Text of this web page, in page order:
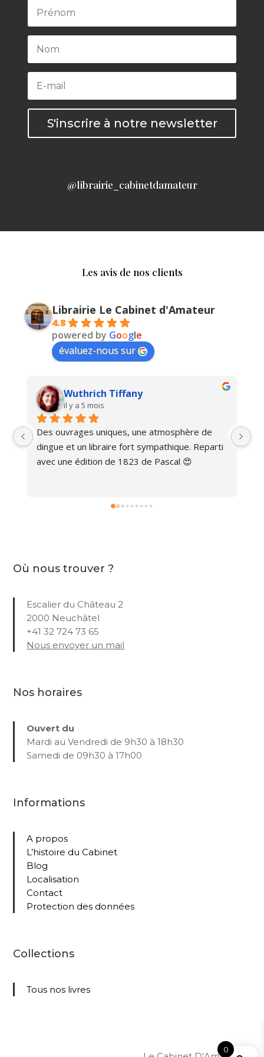
S'inscrire à notre newsletter
@librairie_cabinetdamateur
Les avis de nos clients
Librairie Le Cabinet d'Amateur
4.8
powered by Google
évaluez-nous sur
Wuthrich Tiffany
il y a 5 mois
Des ouvrages uniques, une atmosphère de
dingue et un libraire fort sympathique. Reparti
avec une édition de 1823 de Pascal 😍
Où nous trouver ?
Escalier du Château 2
2000 Neuchâtel
+41 32 724 73 65
Nous envoyer un mail
Nos horaires
Ouvert du
Mardi au Vendredi de 9h30 à 18h30
Samedi de 09h30 à 17h00
Informations
A propos
L’histoire du Cabinet
Blog
Localisation
Contact
Protection des données
Collections
Tous nos livres
0